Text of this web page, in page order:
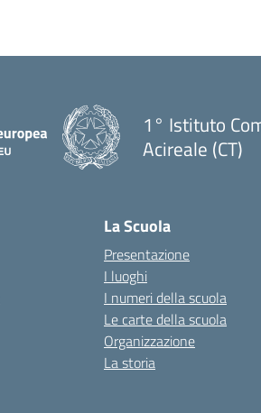
1° Istituto
Acireale (CT)
La Scuola
Presentazione
I luoghi
I numeri della scuola
Le carte della scuola
Organizzazione
La storia